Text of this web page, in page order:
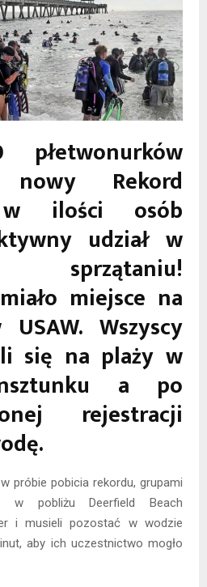
nowy Rekord
w ilości osób
udział w
sprzątaniu!
miejsce na
Wszyscy
się na plaży w
a po
rejestracji
próbie pobicia rekordu, grupami
w pobliżu Deerfield Beach
i musieli pozostać w wodzie
aby ich uczestnictwo mogło